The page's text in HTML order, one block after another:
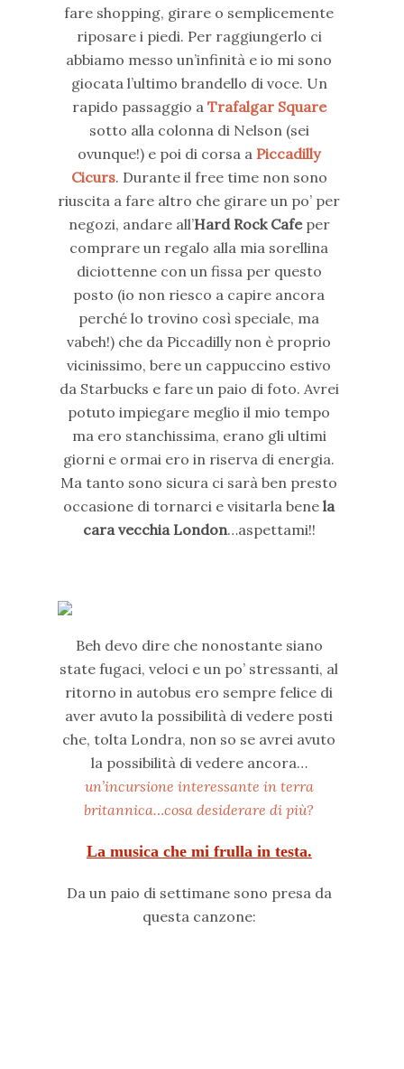
fare shopping, girare o semplicemente
riposare i piedi. Per raggiungerlo ci
abbiamo messo un’infinità e io mi sono
giocata l’ultimo brandello di voce. Un
rapido passaggio a Trafalgar Square
sotto alla colonna di Nelson (sei
ovunque!) e poi di corsa a Piccadilly
Cicurs. Durante il free time non sono
riuscita a fare altro che girare un po’ per
negozi, andare all’Hard Rock Cafeper
comprare un regalo alla mia sorellina
diciottenne con un fissa per questo
posto (io non riesco a capire ancora
perché lo trovino così speciale, ma
vabeh!) che da Piccadilly non è proprio
vicinissimo, bere un cappuccino estivo
da Starbucks e fare un paio di foto. Avrei
potuto impiegare meglio il mio tempo
ma ero stanchissima, erano gli ultimi
giorni e ormai ero in riserva di energia.
Ma tanto sono sicura ci sarà ben presto
occasione di tornarci e visitarla benela
cara vecchia London…aspettami!!
Beh devo dire che nonostante siano
state fugaci, veloci e un po’ stressanti, al
ritorno in autobus ero sempre felice di
aver avuto la possibilità di vedere posti
che, tolta Londra, non so se avrei avuto
la possibilità di vedere ancora…
un’incursione interessante in terra
britannica…cosa desiderare di più?
La musica che mi frulla in testa.
Da un paio di settimane sono presa da
questa canzone: